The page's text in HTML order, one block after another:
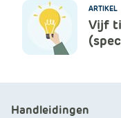
ARTIKEL
Vijf
Handleidingen